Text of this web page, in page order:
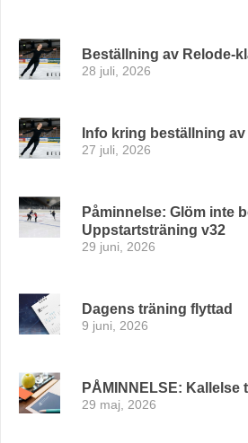
Beställning av Relode-
28 juli, 2026
Info kring beställning
27 juli, 2026
Påminnelse: Glöm inte
Uppstartsträning v32
29 juni, 2026
Dagens träning flyttad
9 juni, 2026
PÅMINNELSE: Kallelse
29 maj, 2026